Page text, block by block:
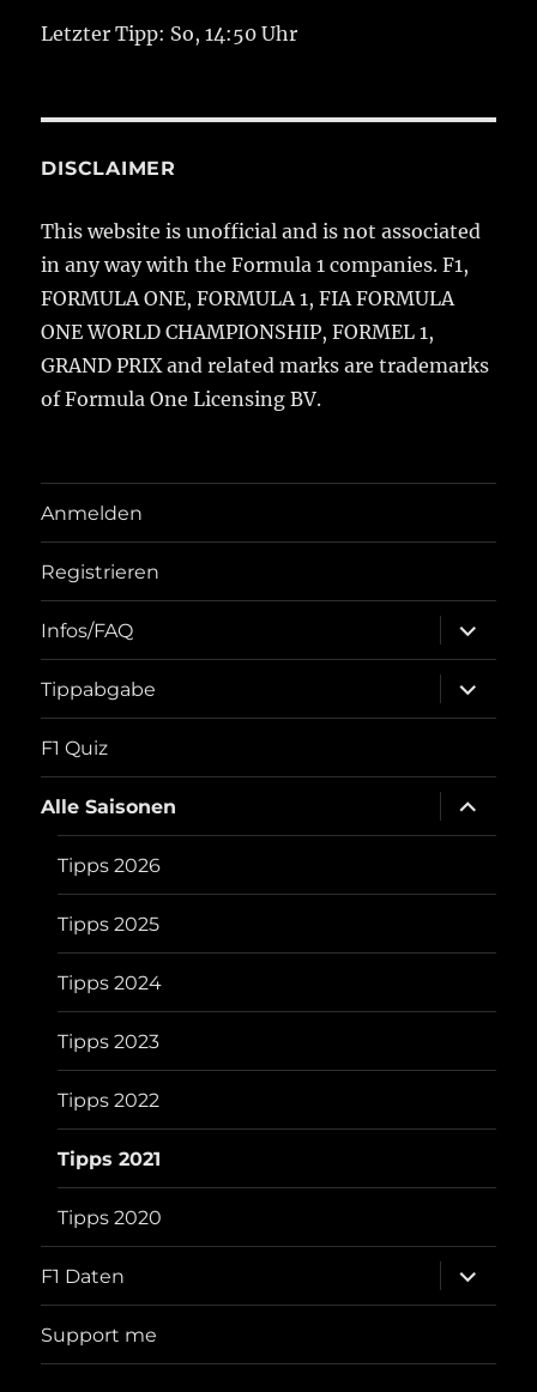
Letzter Tipp: So, 14:50 Uhr
DISCLAIMER
This website is unofficial and is not associated
in any way with the Formula 1 companies. F1,
FORMULA ONE, FORMULA 1, FIA FORMULA
ONE WORLD CHAMPIONSHIP, FORMEL 1,
GRAND PRIX and related marks are trademarks
of Formula One Licensing BV.
Anmelden
Registrieren
Infos/FAQ
öffnen
Tippabgabe
öffnen
F1 Quiz
Alle Saisonen
öffnen
Tipps 2026
Tipps 2025
Tipps 2024
Tipps 2023
Tipps 2022
Tipps 2021
Tipps 2020
F1 Daten
öffnen
Support me